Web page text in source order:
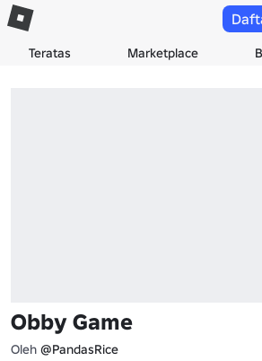
Teratas Marketplace
Obby Game
Oleh @PandasRice